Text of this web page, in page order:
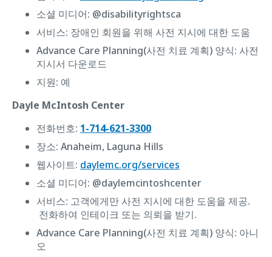
소셜 미디어: @disabilityrightsca
서비스: 장애인 회원을 위해 사전 지시에 대한 도움
Advance Care Planning(사전 치료 계획) 양식: 사전
지시서 다운로드
지원: 예
Dayle McIntosh Center
전화번호: 1-714-621-3300
장소: Anaheim, Laguna Hills
웹사이트: daylemc.org/services
소셜 미디어: @daylemcintoshcenter
서비스: 고객에게만 사전 지시에 대한 도움을 제공.
전화하여 인테이크 또는 의뢰을 받기.
Advance Care Planning(사전 치료 계획) 양식: ‌아니
오